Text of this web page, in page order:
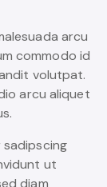
arcu
commodo id
volutpat.
arcu aliquet
ut
diam